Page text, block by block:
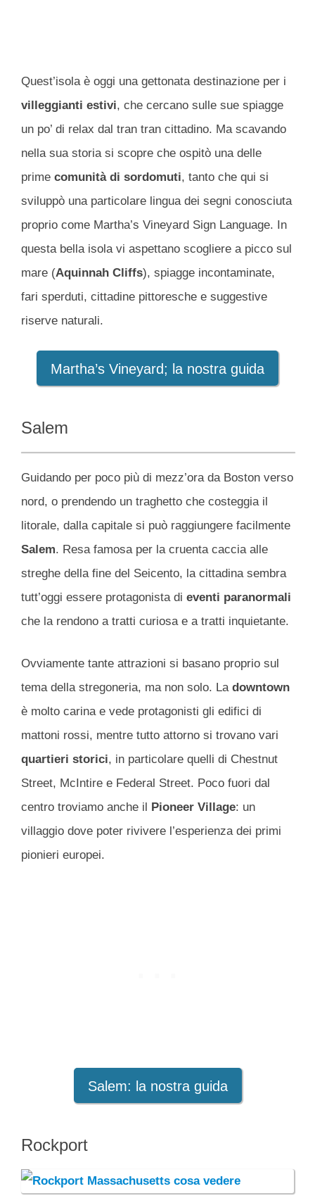
Quest’isola è oggi una gettonata destinazione per i
villeggianti estivi, che cercano sulle sue spiagge
un po’ di relax dal tran tran cittadino. Ma scavando
nella sua storia si scopre che ospitò una delle
prime comunità di sordomuti, tanto che qui si
sviluppò una particolare lingua dei segni conosciuta
proprio come Martha’s Vineyard Sign Language. In
questa bella isola vi aspettano scogliere a picco sul
mare (Aquinnah Cliffs), spiagge incontaminate,
fari sperduti, cittadine pittoresche e suggestive
riserve naturali.
Martha’s Vineyard; la nostra guida
Salem
Guidando per poco più di mezz’ora da Boston verso
nord, o prendendo un traghetto che costeggia il
litorale, dalla capitale si può raggiungere facilmente
Salem. Resa famosa per la cruenta caccia alle
streghe della fine del Seicento, la cittadina sembra
tutt’oggi essere protagonista di eventi paranormali
che la rendono a tratti curiosa e a tratti inquietante.
Ovviamente tante attrazioni si basano proprio sul
tema della stregoneria, ma non solo. La downtown
è molto carina e vede protagonisti gli edifici di
mattoni rossi, mentre tutto attorno si trovano vari
quartieri storici, in particolare quelli di Chestnut
Street, McIntire e Federal Street. Poco fuori dal
centro troviamo anche il Pioneer Village: un
villaggio dove poter rivivere l’esperienza dei primi
pionieri europei.
Salem: la nostra guida
Rockport